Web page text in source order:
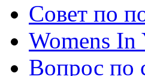
Cовет по
Womens
Вопрос по